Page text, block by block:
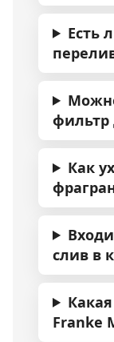
Есть
фильтр
Как
слив в
Franke